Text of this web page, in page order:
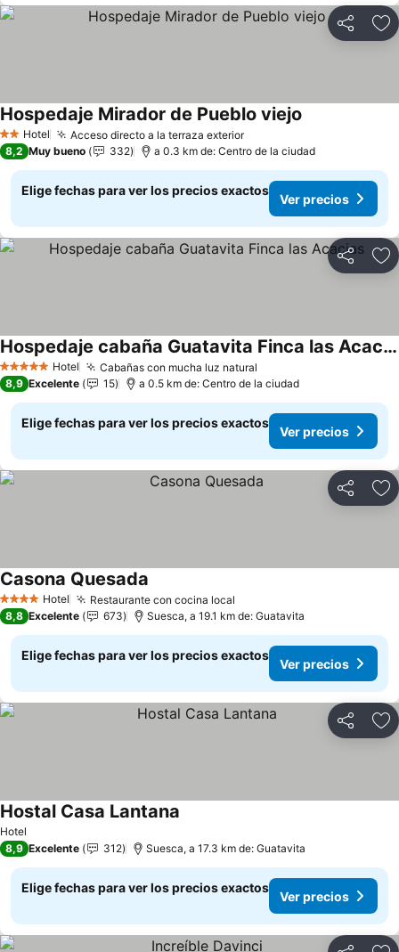
Compartir
2 Estrellas
Hotel Acceso directo a la terraza exteriorVer precios
Hospedaje Mirador de Pueblo viejo
8,2 Muy bueno 332 a 0.3 km de: Centro de la ciudad
Elige fechas para ver los precios exactos
Ver precios
Compartir
5 Estrellas Hotel Cabañas con mucha luz natural
Hospedaje cabaña Guatavita Finca las Acacias
Ver precios
8,9 Excelente 15 a 0.5 km de: Centro de la ciudad
Elige fechas para ver los precios exactos
Ver precios
Compartir
4 EstrellasHotel Restaurante con cocina local
Casona Quesada
8,8 Excelente 673 Suesca, a 19.1 km de: Guatavita
Elige fechas para ver los precios exactos
Ver precios
Compartir
Hotel
Hostal Casa Lantana
8,9 Excelente 312 Suesca, a 17.3 km de: Guatavita
Elige fechas para ver los precios exactos
Ver precios